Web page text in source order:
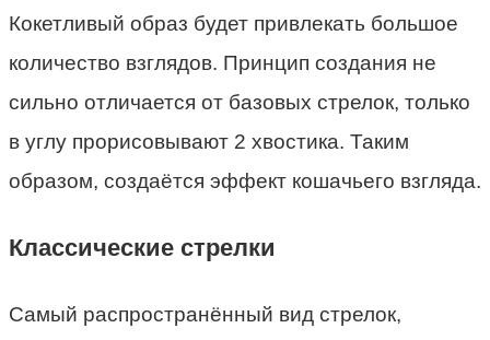
Кокетливый образ будет привлекать большое
количество взглядов. Принцип создания не
сильно отличается от базовых стрелок, только
в углу прорисовывают 2 хвостика. Таким
образом, создаётся эффект кошачьего взгляда.
Классические стрелки
Самый распространённый вид стрелок,